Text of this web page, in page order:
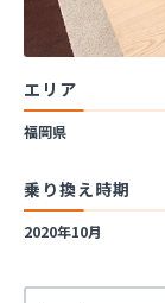
エリア
福岡県
乗り換え時期
2020年10月